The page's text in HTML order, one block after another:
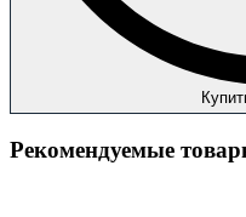
Рекомендуемые